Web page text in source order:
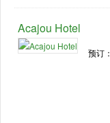
Acajou Hotel
预订：